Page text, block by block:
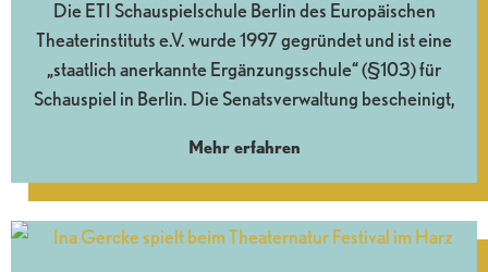
Die ETI Schauspielschule Berlin des Europäischen
Theaterinstituts e.V. wurde 1997 gegründet und ist eine
„staatlich anerkannte Ergänzungsschule“ (§103) für
Schauspiel in Berlin. Die Senatsverwaltung bescheinigt,
Mehr erfahren